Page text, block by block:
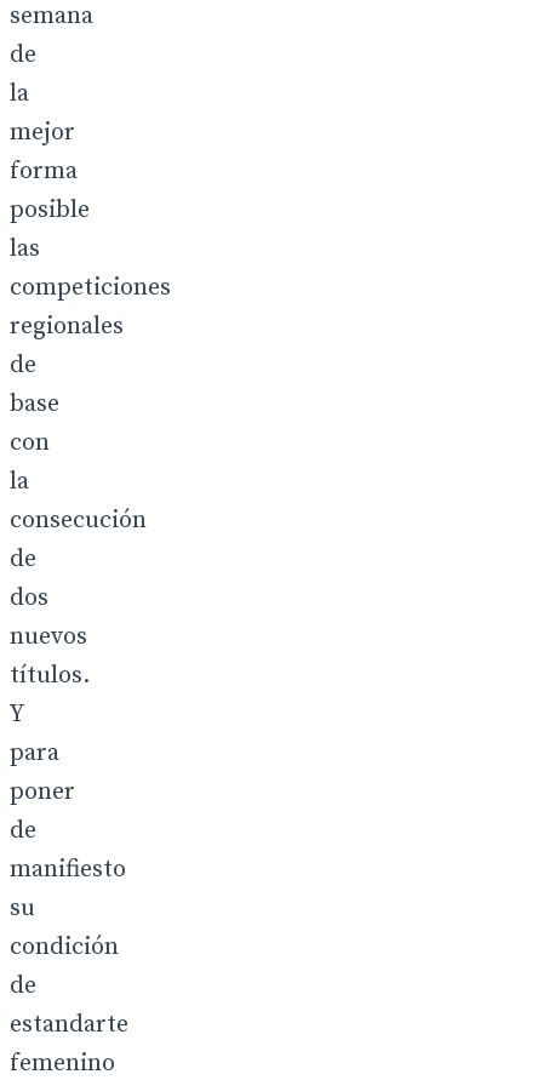
semana
de
la
mejor
forma
posible
las
competiciones
regionales
de
base
con
la
consecución
de
dos
nuevos
títulos.
Y
para
poner
de
manifiesto
su
condición
de
estandarte
femenino